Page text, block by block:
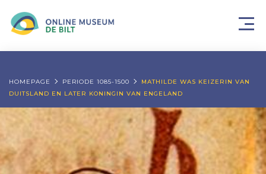
HOMEPAGE PERIODE 1085-1500
MATHILDE WAS KEIZERIN VAN
DUITSLAND EN LATER KONINGIN VAN ENGELAND